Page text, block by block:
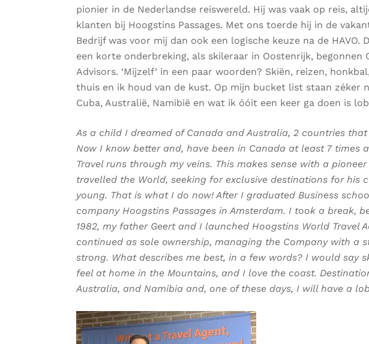
pionier in de Nederlandse reiswereld. Hij was vaak op reis,
klanten bij Hoogstins Passages. Met ons toerde hij in de
Bedrijf was voor mij dan ook een logische keuze na de HAVO.
een korte onderbreking, als skileraar in Oostenrijk, begonnen
Advisors. ‘Mijzelf’ in een paar woorden? Skiën, reizen,
thuis en ik houd van de kust. Op mijn bucket list staan zéker
Cuba, Australië, Namibië en wat ik óóit een keer ga doen is
As a child I dreamed of Canada and Australia, 2 countries
Now I know better and, have been in Canada at least 7 times
Travel runs through my veins. This makes sense with a
travelled the World, seeking for exclusive destinations for his
young. That is what I do now! After I graduated Business
company Hoogstins Passages in Amsterdam. I took a break,
1982, my father Geert and I launched Hoogstins World Travel
continued as sole ownership, managing the Company with a
strong. What describes me best, in a few words? I would say
feel at home in the Mountains, and I love the coast.
Australia, and Namibia and, one of these days, I will have a